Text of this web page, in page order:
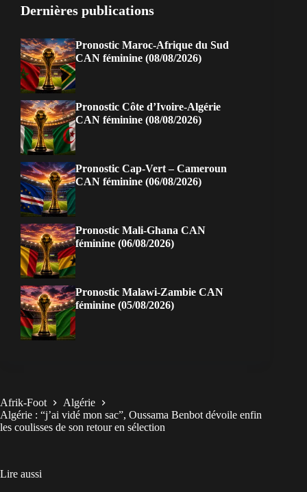
Dernières publications
Pronostic Maroc-Afrique du Sud
CAN féminine (08/08/2026)
Pronostic Côte d’Ivoire-Algérie
CAN féminine (08/08/2026)
Pronostic Cap-Vert – Cameroun
CAN féminine (06/08/2026)
Pronostic Mali-Ghana CAN
féminine (06/08/2026)
Pronostic Malawi-Zambie CAN
féminine (05/08/2026)
Afrik-Foot
Algérie
Algérie : “j’ai vidé mon sac”, Oussama Benbot dévoile enfin
les coulisses de son retour en sélection
Lire aussi